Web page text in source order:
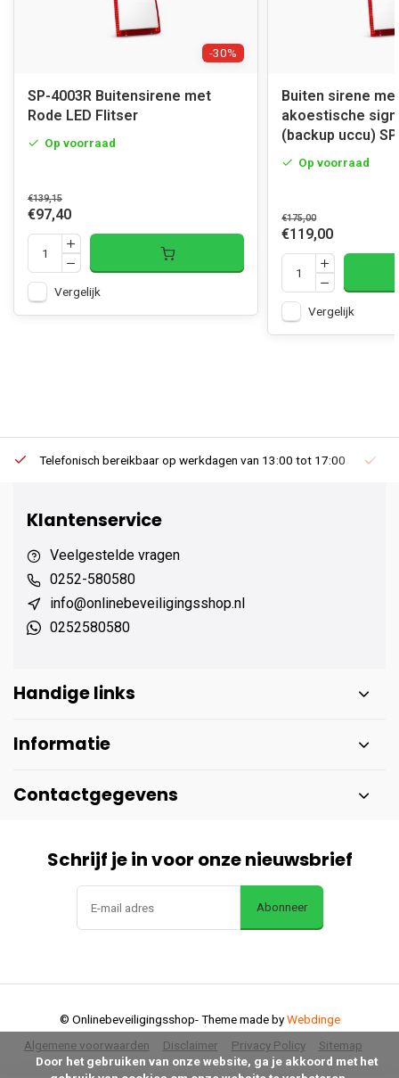
-30%
SP-4003R Buitensirene met
Rode LED Flitser
Op voorraad
€139,15
€97,40
Vergelijk
Buiten sirene
akoestische
(backup uccu)
Op voorraad
€175,00
€119,00
Vergelijk
Telefonisch bereikbaar op werkdagen van 13:00 tot 17:00
Klantenservice
Veelgestelde vragen
0252-580580
info@onlinebeveiligingsshop.nl
0252580580
Handige links
Informatie
Contactgegevens
Schrijf je in voor onze nieuwsbrief
Abonneer
Algemene voorwaarden Disclaimer Privacy Policy Sitemap
© Onlinebeveiligingsshop- Theme made byWebdinge